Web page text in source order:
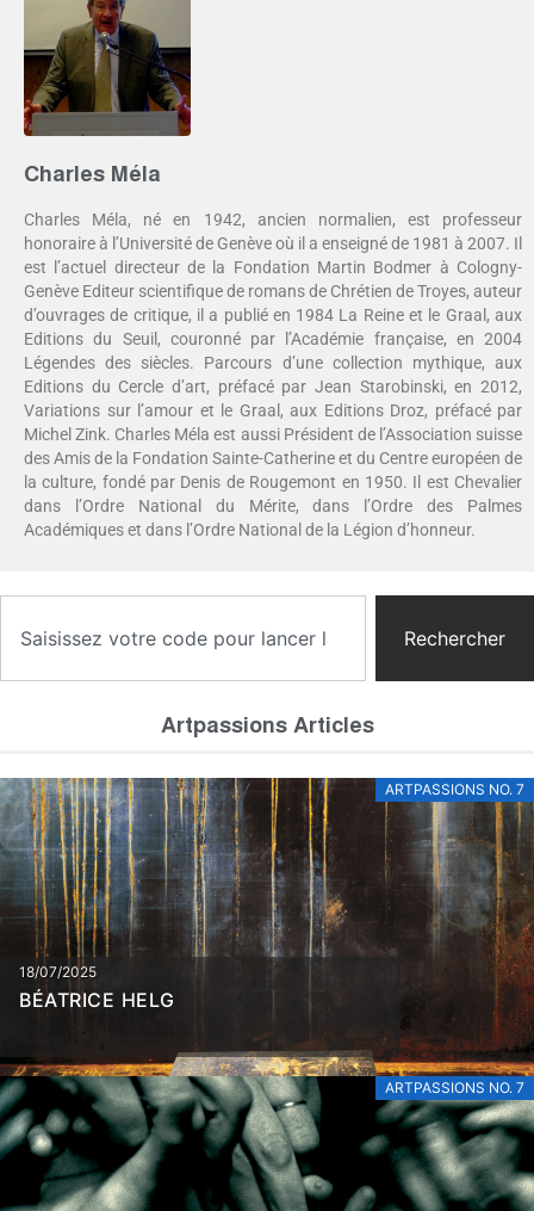
Charles Méla
Charles Méla, né en 1942, ancien normalien, est professeur
honoraire à l’Université de Genève où il a enseigné de 1981 à 2007. Il
est l’actuel directeur de la Fondation Martin Bodmer à Cologny-
Genève Editeur scientifique de romans de Chrétien de Troyes, auteur
d’ouvrages de critique, il a publié en 1984 La Reine et le Graal, aux
Editions du Seuil, couronné par l’Académie française, en 2004
Légendes des siècles. Parcours d’une collection mythique, aux
Editions du Cercle d’art, préfacé par Jean Starobinski, en 2012,
Variations sur l’amour et le Graal, aux Editions Droz, préfacé par
Michel Zink. Charles Méla est aussi Président de l’Association suisse
des Amis de la Fondation Sainte-Catherine et du Centre européen de
la culture, fondé par Denis de Rougemont en 1950. Il est Chevalier
dans l’Ordre National du Mérite, dans l’Ordre des Palmes
Académiques et dans l’Ordre National de la Légion d’honneur.
Rechercher
Artpassions Articles
ARTPASSIONS NO. 7
18/07/2025
BÉATRICE HELG
ARTPASSIONS NO. 7